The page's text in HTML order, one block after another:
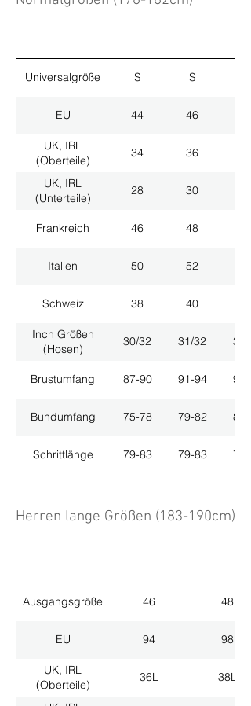
Universalgröße S S
EU 44 46
UK, IRL
(Oberteile)
34 36
UK, IRL
(Unterteile)
28 30
Frankreich 46 48
Italien 50 52
Schweiz 38 40
Inch Größen
(Hosen)
30/32 31/32 33/
Brustumfang 87-90 91-94 95-
Bundumfang 75-78 79-82 83-
Schrittlänge 79-83 79-83 79-
Herren lange Größen (183-190cm)
Ausgangsgröße 46 48
EU 94 98
UK, IRL
(Oberteile)
36L 38L